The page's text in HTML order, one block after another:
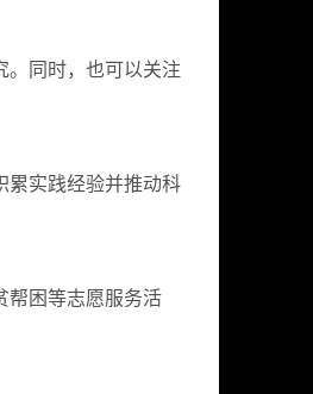
。同时，也可以关注
累实践经验并推动科
帮困等志愿服务活